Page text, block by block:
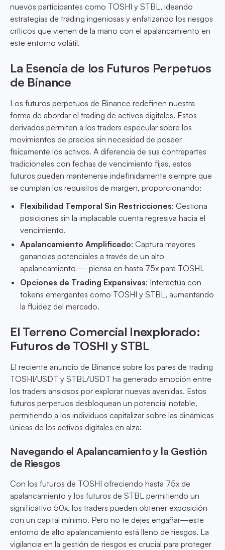
nuevos participantes como TOSHI y STBL, ideando
estrategias de trading ingeniosas y enfatizando los riesgos
críticos que vienen de la mano con el apalancamiento en
este entorno volátil.
La Esencia de los Futuros Perpetuos
de Binance
Los futuros perpetuos de Binance redefinen nuestra
forma de abordar el trading de activos digitales. Estos
derivados permiten a los traders especular sobre los
movimientos de precios sin necesidad de poseer
físicamente los activos. A diferencia de sus contrapartes
tradicionales con fechas de vencimiento fijas, estos
futuros pueden mantenerse indefinidamente siempre que
se cumplan los requisitos de margen, proporcionando:
Flexibilidad Temporal Sin Restricciones: Gestiona
posiciones sin la implacable cuenta regresiva hacia el
vencimiento.
Apalancamiento Amplificado: Captura mayores
ganancias potenciales a través de un alto
apalancamiento — piensa en hasta 75x para TOSHI.
Opciones de Trading Expansivas: Interactúa con
tokens emergentes como TOSHI y STBL, aumentando
la fluidez del mercado.
El Terreno Comercial Inexplorado:
Futuros de TOSHI y STBL
El reciente anuncio de Binance sobre los pares de trading
TOSHI/USDT y STBL/USDT ha generado emoción entre
los traders ansiosos por explorar nuevas avenidas. Estos
futuros perpetuos desbloquean un potencial notable,
permitiendo a los individuos capitalizar sobre las dinámicas
únicas de los activos digitales en alza:
Navegando el Apalancamiento y la Gestión
de Riesgos
Con los futuros de TOSHI ofreciendo hasta 75x de
apalancamiento y los futuros de STBL permitiendo un
significativo 50x, los traders pueden obtener exposición
con un capital mínimo. Pero no te dejes engañar—este
entorno de alto apalancamiento está lleno de riesgos. La
vigilancia en la gestión de riesgos es crucial para proteger